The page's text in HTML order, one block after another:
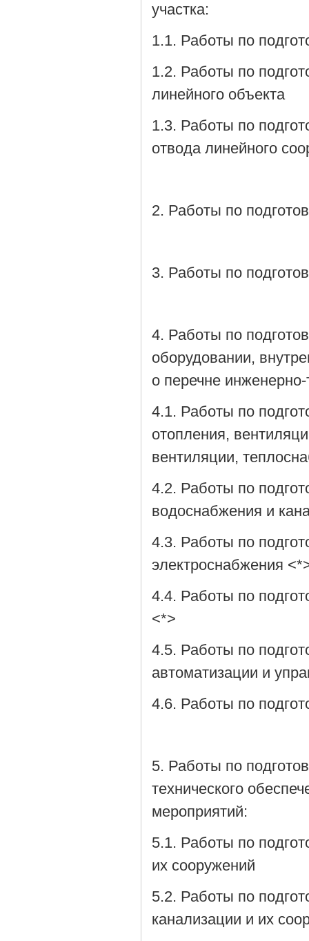
участка:
1.1. Работы по
1.2. Работы по
линейного объекта
1.3. Работы по
отвода линейного
2. Работы по
3. Работы по
4. Работы по
оборудовании,
о перечне
4.1. Работы по
отопления,
вентиляции,
4.2. Работы по
водоснабжения и
4.3. Работы по
электроснабжения
4.4. Работы по
<*>
4.5. Работы по
автоматизации и
4.6. Работы по
5. Работы по
технического
мероприятий:
5.1. Работы по
их сооружений
5.2. Работы по
канализации и их